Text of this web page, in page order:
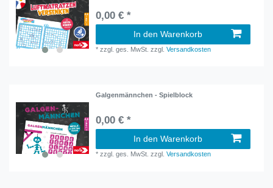
0,00 € *
In den Warenkorb
*zzgl. ges. MwSt. zzgl.Versandkosten
Galgenmännchen - Spielblock
0,00 € *
In den Warenkorb
*zzgl. ges. MwSt. zzgl.Versandkosten